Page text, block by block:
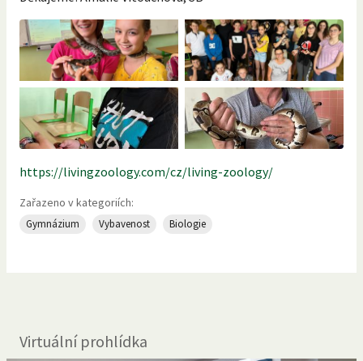
https://livingzoology.com/cz/living-zoology/
Zařazeno v kategoriích:
Gymnázium Vybavenost Biologie
Virtuální prohlídka